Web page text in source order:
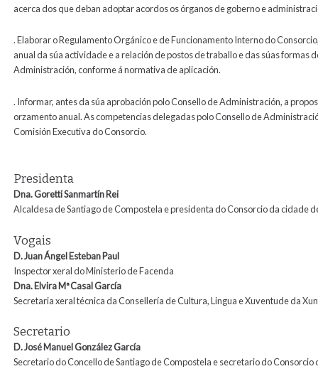
acerca dos que deban adoptar acordos os órganos de goberno e
. Elaborar o Regulamento Orgánico e de Funcionamento Interno do
anual da súa actividade e a relación de postos de traballo e das súas formas
Administración, conforme á normativa de aplicación.
. Informar, antes da súa aprobación polo Consello de Administración, a
orzamento anual. As competencias delegadas polo Consello de
Comisión Executiva do Consorcio.
Presidenta
Dna. Goretti Sanmartín Rei
Alcaldesa de Santiago de Compostela e presidenta do Consorcio da cidade
Vogais
D. Juan Ángel Esteban Paul
Inspector xeral do Ministerio de Facenda
Dna. ElviraMªCasal García
Secretaria xeral técnica da Consellería de Cultura, Lingua e Xuventude da
Secretario
D.José Manuel González García
Secretario do Concello de Santiago de Compostela e secretario do